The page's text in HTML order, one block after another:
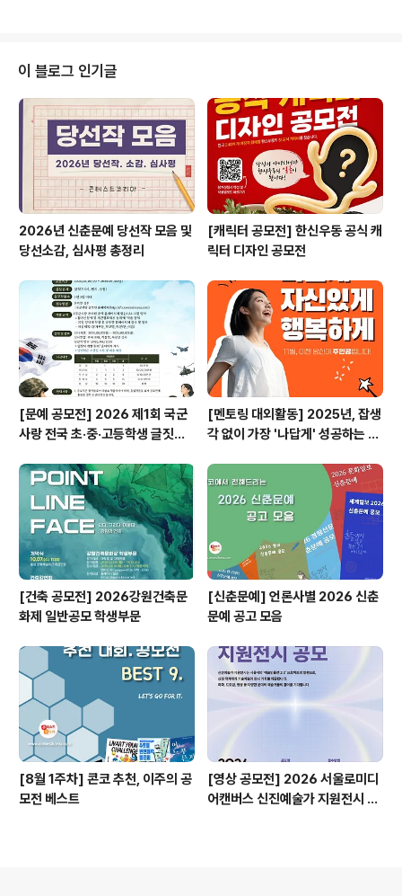
모 자격 신인 및 기성 작가 제한 없음. ※ 미성년자의 경우
부모 동의 필요. 챗gpt 불가. ◎ 원고 분량 어린이 200~3
00매 내외 완성고 청소년 500매 이상 완성고, 300매 내
외 미완성고 ※ 매수는 200자 원고지 기준이며, 반드시 지
켜야 하는 사항은 아닙니다. 작품과 함께 응모지원서(스토
리 트리트먼트..
이 블로그 인기글
2026년 신춘문예 당선작 모음 및
당선소감, 심사평 총정리
[캐릭터 공모전] 한신우동 공식 캐
릭터 디자인 공모전
[문예 공모전] 2026 제1회 국군
사랑 전국 초·중·고등학생 글짓기
[멘토링 대외활동] 2025년, 잡생
각 없이 가장 '나답게' 성공하는 법
[건축 공모전] 2026강원건축문
화제 일반공모 학생부문
[신춘문예] 언론사별 2026 신춘
문예 공고 모음
[8월 1주차] 콘코 추천, 이주의 공
모전 베스트
[영상 공모전] 2026 서울로미디
어캔버스 신진예술가 지원전시 공